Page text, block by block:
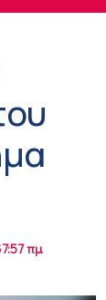
7:57 πμ